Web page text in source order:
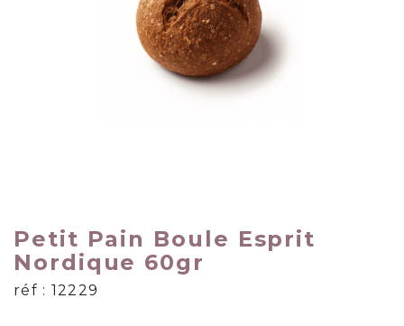
Petit Pain Boule Esprit
Nordique 60gr
réf : 12229